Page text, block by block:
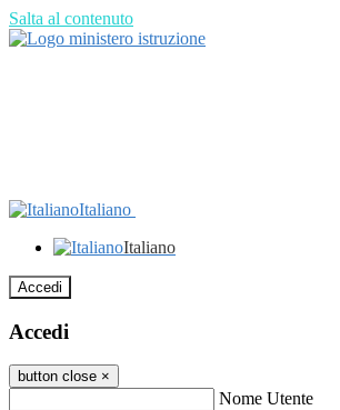
Salta al contenuto
Italiano
Italiano
Accedi
Accedi
button close ×
Nome Utente